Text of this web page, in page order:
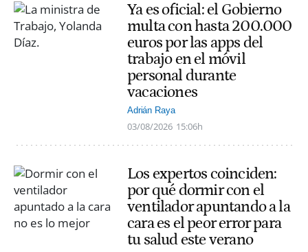
Ya es oficial: el Gobierno
multa con hasta 200.000
euros por las apps del
trabajo en el móvil
personal durante
vacaciones
Adrián Raya
03/08/2026 15:06h
Los expertos coinciden:
por qué dormir con el
ventilador apuntando a la
cara es el peor error para
tu salud este verano